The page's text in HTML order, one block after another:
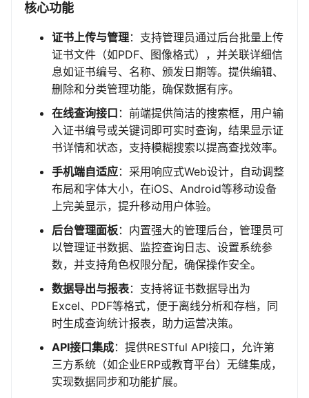
核心功能
证书上传与管理：支持管理员通过后台批量上传
证书文件（如PDF、图像格式），并关联详细信
息如证书编号、名称、颁发日期等。提供编辑、
删除和分类管理功能，确保数据有序。
在线查询接口 ：前端提供简洁的搜索框，用户输
入证书编号或关键词即可实时查询，结果显示证
书详情和状态，支持模糊搜索以提高查找效率。
手机端自适应：采用响应式Web设计，自动调整
布局和字体大小，在iOS、Android等移动设备
上完美显示，提升移动用户体验。
后台管理面板：内置强大的管理后台，管理员可
以管理证书数据、监控查询日志、设置系统参
数，并支持角色权限分配，确保操作安全。
数据导出与报表：支持将证书数据导出为
Excel、PDF等格式，便于离线分析和存档，同
时生成查询统计报表，助力运营决策。
API接口集成：提供RESTful API接口，允许第
三方系统（如企业ERP或教育平台）无缝集成，
实现数据同步和功能扩展。